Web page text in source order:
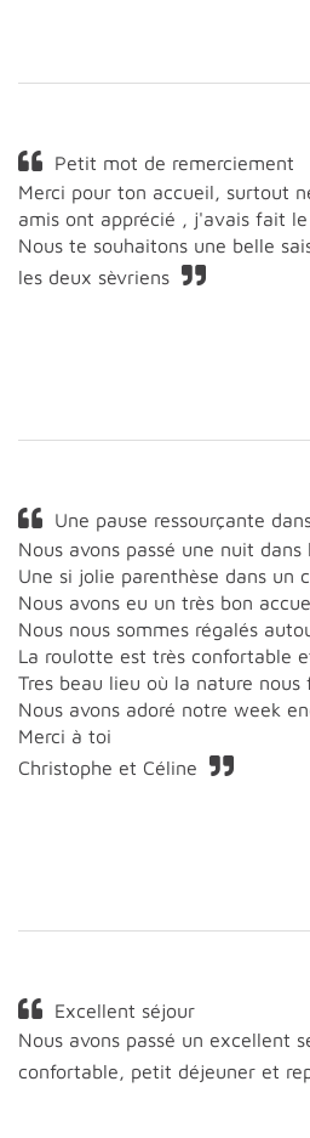
Petit mot de remerciement
Merci pour ton accueil, surtout
amis ont apprécié , j'avais fait
Nous te souhaitons une belle
les deux sèvriens
Une pause ressourçante
Nous avons passé une nuit
Une si jolie parenthèse dans un
Nous avons eu un très bon
Nous nous sommes régalés
La roulotte est très confortable
Tres beau lieu où la nature
Nous avons adoré notre week
Merci à toi
Christophe et Céline
Excellent séjour
Nous avons passé un excellent
confortable, petit déjeuner et